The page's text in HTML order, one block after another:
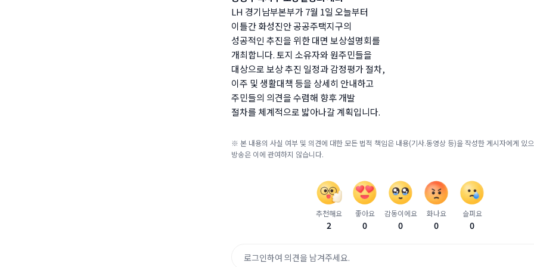
LH 경기남부본부가 7월 1일 오늘부터
이틀간 화성진안 공공주택지구의
성공적인 추진을 위한 대면 보상설명회를
개최합니다. 토지 소유자와 원주민들을
대상으로 보상 추진 일정과 감정평가 절차,
이주 및 생활대책 등을 상세히 안내하고
주민들의 의견을 수렴해 향후 개발
절차를 체계적으로 밟아나갈 계획입니다.
※ 본 내용의 사실 여부 및 의견에 대한 모든 법적 책임은 내용(기사.동영상 등)을 작성한 게시자에게 있
방송은 이에 관여하지 않습니다.
추천해요
2
좋아요
0
감동이에요
0
화나요
0
슬퍼요
0
로그인하여 의견을 남겨주세요.